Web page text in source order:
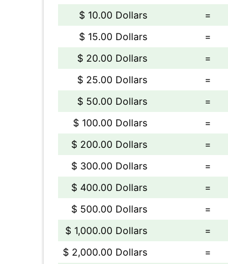
$ 10.00 Dollars
=
$ 15.00 Dollars
=
$ 20.00 Dollars
=
$ 25.00 Dollars
=
$ 50.00 Dollars
=
$ 100.00 Dollars
=
$ 200.00 Dollars
=
$ 300.00 Dollars
=
$ 400.00 Dollars
=
$ 500.00 Dollars
=
$ 1,000.00 Dollars
=
$ 2,000.00 Dollars
=